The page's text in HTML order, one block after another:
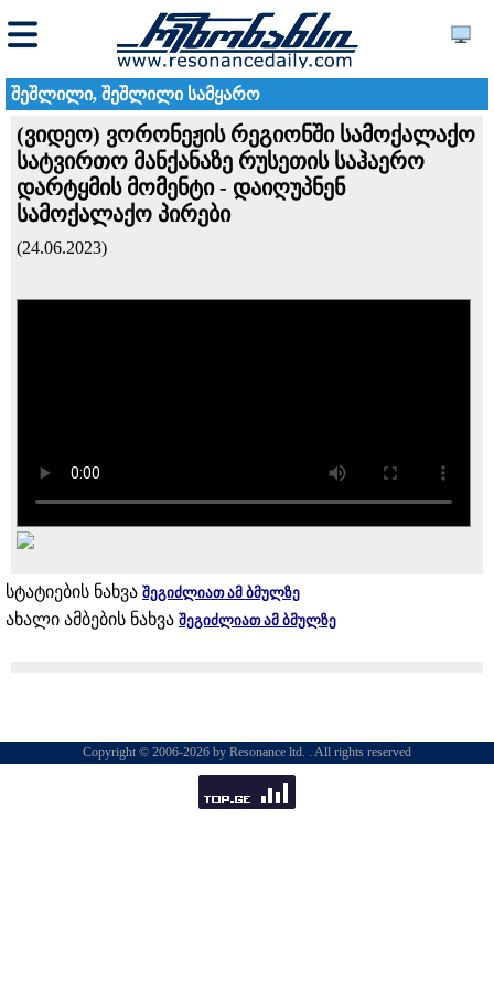
შეშლილი, შეშლილი სამყარო
(ვიდეო) ვორონეჟის რეგიონში სამოქალაქო
სატვირთო მანქანაზე რუსეთის საჰაერო
დარტყმის მომენტი - დაიღუპნენ
სამოქალაქო პირები
(24.06.2023)
სტატიების ნახვა შეგიძლიათ ამ ბმულზე
ახალი ამბების ნახვა შეგიძლიათ ამ ბმულზე
Copyright © 2006-2026 by Resonance ltd. . All rights reserved